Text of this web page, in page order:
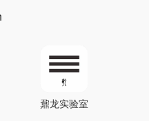
鼐龙实验室